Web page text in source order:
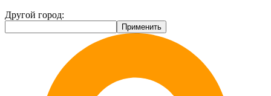
Другой город: